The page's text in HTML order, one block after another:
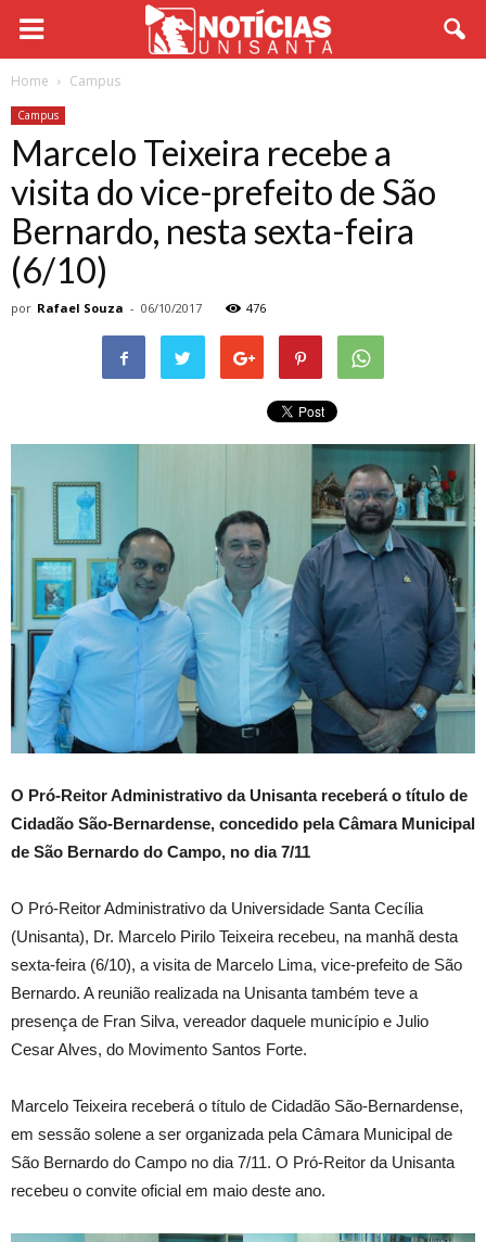
Home Campus
Campus
Marcelo Teixeira recebe a
visita do vice-prefeito de São
Bernardo, nesta sexta-feira
(6/10)
por Rafael Souza - 06/10/2017 476
O Pró-Reitor Administrativo da Unisanta receberá o título de
Cidadão São-Bernardense, concedido pela Câmara Municipal
de São Bernardo do Campo, no dia 7/11
O Pró-Reitor Administrativo da Universidade Santa Cecília
(Unisanta), Dr. Marcelo Pirilo Teixeira recebeu, na manhã desta
sexta-feira (6/10), a visita de Marcelo Lima, vice-prefeito de São
Bernardo. A reunião realizada na Unisanta também teve a
presença de Fran Silva, vereador daquele município e Julio
Cesar Alves, do Movimento Santos Forte.
Marcelo Teixeira receberá o título de Cidadão São-Bernardense,
em sessão solene a ser organizada pela Câmara Municipal de
São Bernardo do Campo no dia 7/11. O Pró-Reitor da Unisanta
recebeu o convite oficial em maio deste ano.